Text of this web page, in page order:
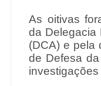
As oitivas
da Delegacia
(DCA) e pela
de Defesa